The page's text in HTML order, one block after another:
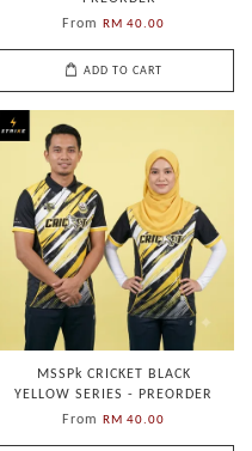
FromRM 40.00
ADD TO CART
MSSPk CRICKET BLACK
YELLOW SERIES - PREORDER
FromRM 40.00